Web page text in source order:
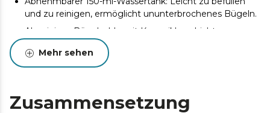
und zu reinigen, ermöglicht ununterbrochenes Bügeln.
Aluminium-Bügelsohle mit Keramikbeschichtung:
Kratzfest und ultra-glatt für ein gleichmäßiges und
glattes Bügelergebnis.
Anwendung ohne Bügelbrett: Praktisches, schnelles
Mehr sehen
Zusammensetzung